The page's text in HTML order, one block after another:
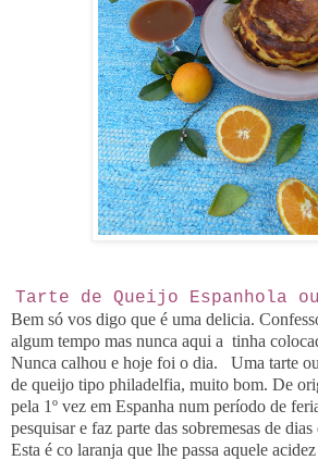
Tarte de Queijo Espanhola
Bem só vos digo que é uma delicia.
algum tempo mas nunca aqui a tinha
Nunca calhou e hoje foi o dia. Uma tarte
de queijo tipo philadelfia, muito bom. De
pela 1º vez em Espanha num período de
pesquisar e faz parte das sobremesas de
Esta é co laranja que lhe passa aquele